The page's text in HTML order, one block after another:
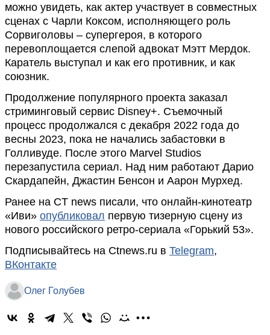
можно увидеть, как актер участвует в совместных
сценах с Чарли Коксом, исполняющего роль
Сорвиголовы – супергероя, в которого
перевоплощается слепой адвокат Мэтт Мердок.
Каратель выступал и как его противник, и как
союзник.
Продолжение популярного проекта заказал
стриминговый сервис Disney+. Съемочный
процесс продолжался с декабря 2022 года до
весны 2023, пока не начались забастовки в
Голливуде. После этого Marvel Studios
перезапустила сериал. Над ним работают Дарио
Скардапейн, Джастин Бенсон и Аарон Мурхед.
Ранее на CT news писали, что онлайн-кинотеатр
«Иви» опубликовал первую тизерную сцену из
нового российского ретро-сериала «Горький 53».
Подписывайтесь на Ctnews.ru в Telegram,
ВКонтакте
Олег Голубев